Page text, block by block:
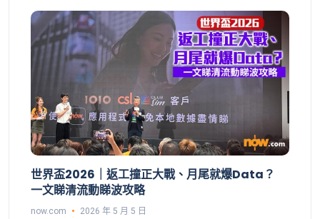
世界盃2026｜返工撞正大戰、月尾就爆Data？
一文睇清流動睇波攻略
now.com 2026 年 5 月 5 日